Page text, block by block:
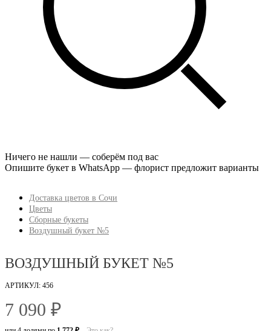
Ничего не нашли — соберём под вас
Опишите букет в WhatsApp — флорист предложит варианты
Доставка цветов в Сочи
Цветы
Сборные букеты
Воздушный букет №5
ВОЗДУШНЫЙ БУКЕТ №5
АРТИКУЛ: 456
7 090 ₽